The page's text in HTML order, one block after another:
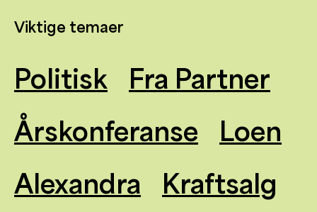
Viktige temaer
Politisk
Fra Partner
Årskonferanse
Loen
Alexandra
Kraftsalg